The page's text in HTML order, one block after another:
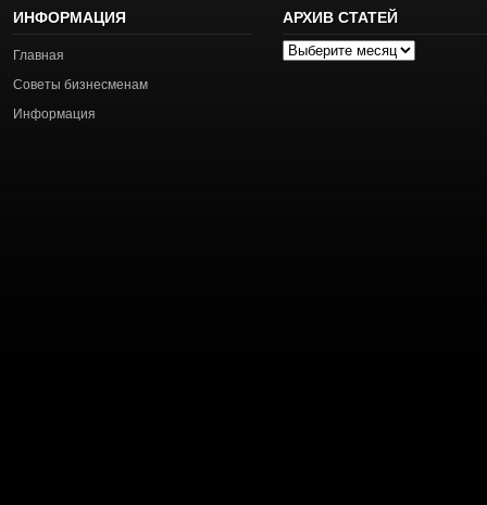
ИНФОРМАЦИЯ
Главная
Советы бизнесменам
Информация
АРХИВ СТАТЕЙ
Архив